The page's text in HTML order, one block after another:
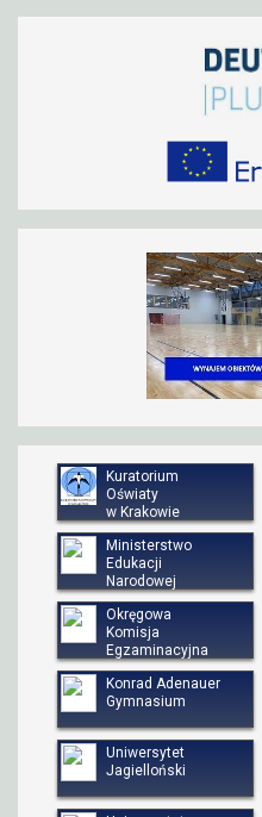
Kuratorium
Oświaty
w Krakowie
Ministerstwo
Edukacji
Narodowej
Okręgowa
Komisja
Egzaminacyjna
Konrad Adenauer
Gymnasium
Uniwersytet
Jagielloński